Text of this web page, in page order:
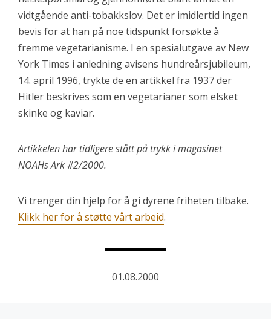
vidtgående anti-tobakkslov. Det er imidlertid ingen
bevis for at han på noe tidspunkt forsøkte å
fremme vegetarianisme. I en spesialutgave av New
York Times i anledning avisens hundreårsjubileum,
14. april 1996, trykte de en artikkel fra 1937 der
Hitler beskrives som en vegetarianer som elsket
skinke og kaviar.
Artikkelen har tidligere stått på trykk i magasinet
NOAHs Ark #2/2000.
Vi trenger din hjelp for å gi dyrene friheten tilbake.
Klikk her for å støtte vårt arbeid.
01.08.2000